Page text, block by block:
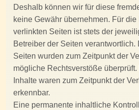
Deshalb können wir für diese
keine Gewähr übernehmen. Für die
verlinkten Seiten ist stets der
Betreiber der Seiten verantwortlich.
Seiten wurden zum Zeitpunkt der
mögliche Rechtsverstöße
Inhalte waren zum Zeitpunkt der
erkennbar.
Eine permanente inhaltliche